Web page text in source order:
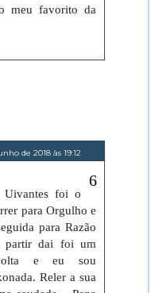
meu favorito da
de 2018 às 19:12
Uivantes foi o
para Orgulho e
para Razão
partir dai foi um
e eu sou
Reler a sua